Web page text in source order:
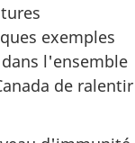
exemples
l'ensemble
de ralentir